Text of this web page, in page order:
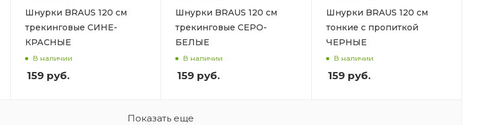
Шнурки BRAUS 120 см
трекинговые СИНЕ-
КРАСНЫЕ
В наличии
159руб.
Шнурки BRAUS 120 см
трекинговые СЕРО-
БЕЛЫЕ
В наличии
159 руб.
Шнурки BRAUS 120 см
тонкие с пропиткой
ЧЕРНЫЕ
В наличии
159руб.
Показать еще